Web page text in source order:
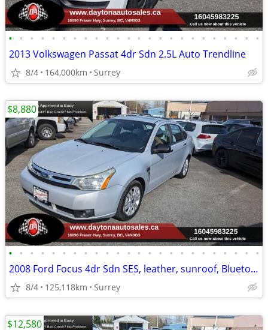
• • • • • • • • • • • • • • • • • • • • • • • •
2013 Volkswagen Passat 4dr Sdn 2.5L Auto Trendline
8/4 164,000km Surrey
• • • • • • • • • • • • • • • • • • • • • • • •
2008 Ford Focus 4dr Sdn SES, leather, sunroof, Bluetooth,
8/4 125,118km Surrey
$8,880
$12,580